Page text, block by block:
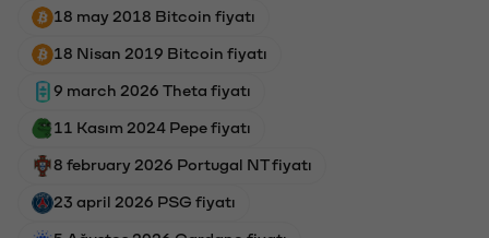
18 may 2018 Bitcoin fiyatı
18 Nisan 2019 Bitcoin fiyatı
9 march 2026 Theta fiyatı
11 Kasım 2024 Pepe fiyatı
8 february 2026 Portugal NT fiyatı
23 april 2026 PSG fiyatı